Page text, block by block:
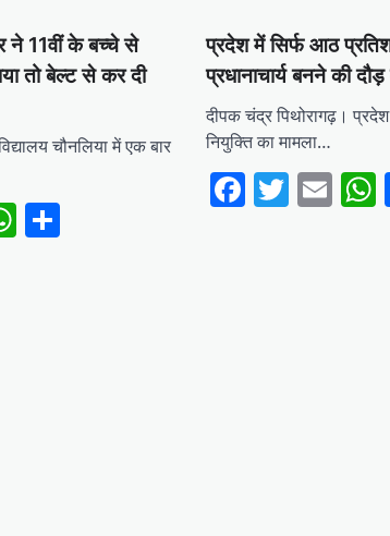
ने 11वीं के बच्चे से
तो बेल्ट से कर दी
चौनलिया में एक बार
WhatsApp
प्रदेश में सिर्फ आठ
प्रधानाचार्य बनने की
दीपक चंद्र पिथोरागढ़। प्रदेश
नियुक्ति का मामला…
Facebook